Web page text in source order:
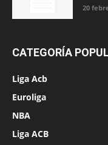
20
CATEGORÍA
Liga Acb
Euroliga
NBA
Liga ACB